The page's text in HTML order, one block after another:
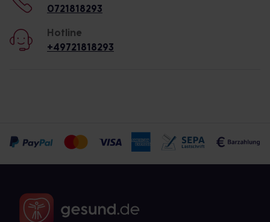
0721818293
Hotline
+49721818293